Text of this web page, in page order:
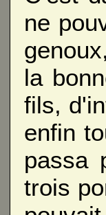
ne
la
fils,
enfin
passa
trois